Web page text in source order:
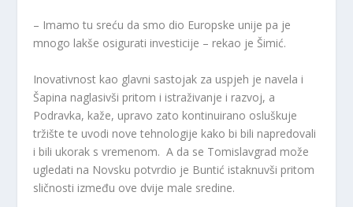
– Imamo tu sreću da smo dio Europske unije pa je
mnogo lakše osigurati investicije – rekao je Šimić.
Inovativnost kao glavni sastojak za uspjeh je navela i
Šapina naglasivši pritom i istraživanje i razvoj, a
Podravka, kaže, upravo zato kontinuirano osluškuje
tržište te uvodi nove tehnologije kako bi bili napredovali
i bili ukorak s vremenom. A da se Tomislavgrad može
ugledati na Novsku potvrdio je Buntić istaknuvši pritom
sličnosti između ove dvije male sredine.